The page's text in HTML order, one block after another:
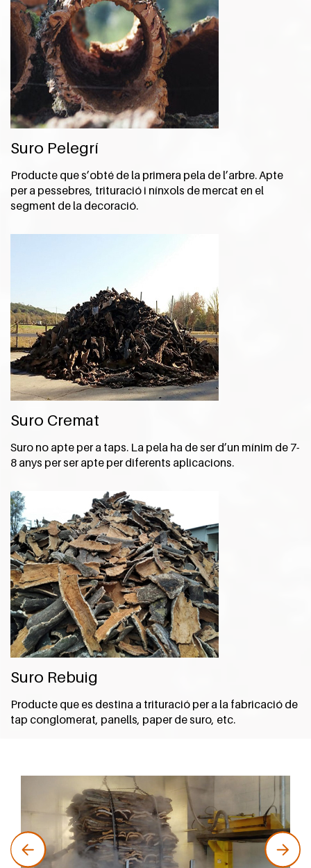
Suro Pelegrí
Producte que s’obté de la primera pela de l’arbre. Apte
per a pessebres, trituració i nínxols de mercat en el
segment de la decoració.
Suro Cremat
Suro no apte per a taps. La pela ha de ser d’un mínim de 7-
8 anys per ser apte per diferents aplicacions.
Suro Rebuig
Producte que es destina a trituració per a la fabricació de
tap conglomerat, panells, paper de suro, etc.